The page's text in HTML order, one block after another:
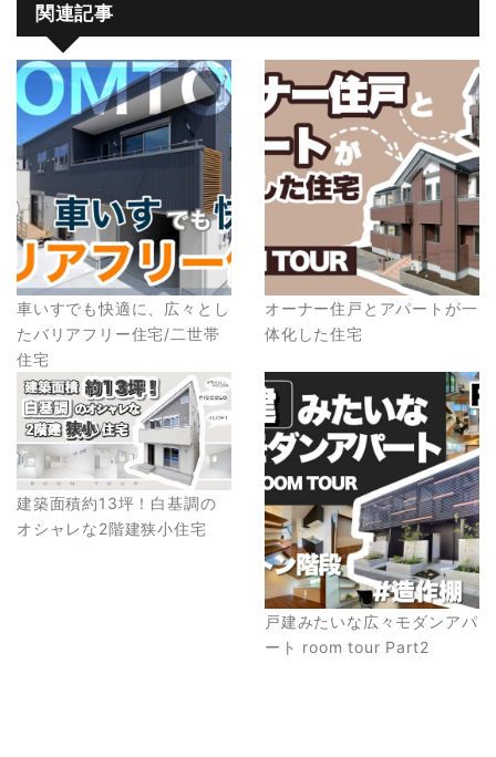
関連記事
車いすでも快適に、広々とし
たバリアフリー住宅/二世帯
住宅
オーナー住戸とアパートが一
体化した住宅
建築面積約13坪！白基調の
オシャレな2階建狭小住宅
戸建みたいな広々モダンアパ
ート room tour Part2